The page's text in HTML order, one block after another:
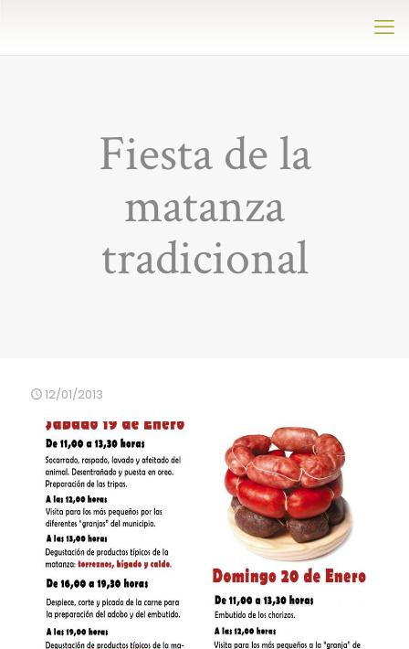
Fiesta de la
matanza
tradicional
12/01/2013